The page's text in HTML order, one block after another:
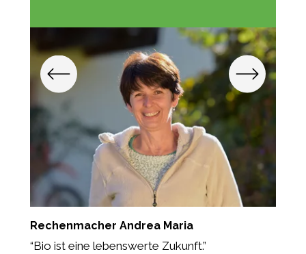
Rechenmacher Andrea Maria
“Bio ist eine lebenswerte Zukunft.”